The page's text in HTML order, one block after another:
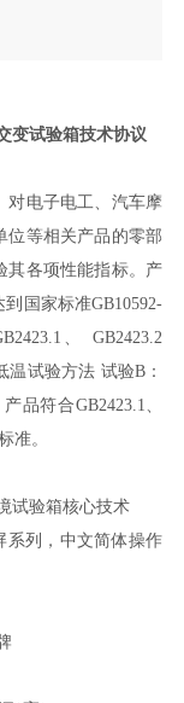
变试验箱技术协议
对电子电工、汽车摩
位等相关产品的零部
其各项性能指标。产
到国家标准GB10592-
、 GB2423.2
温试验方法 试验B：
品符合GB2423.1、
准。
试验箱核心技术
系列，中文简体操作